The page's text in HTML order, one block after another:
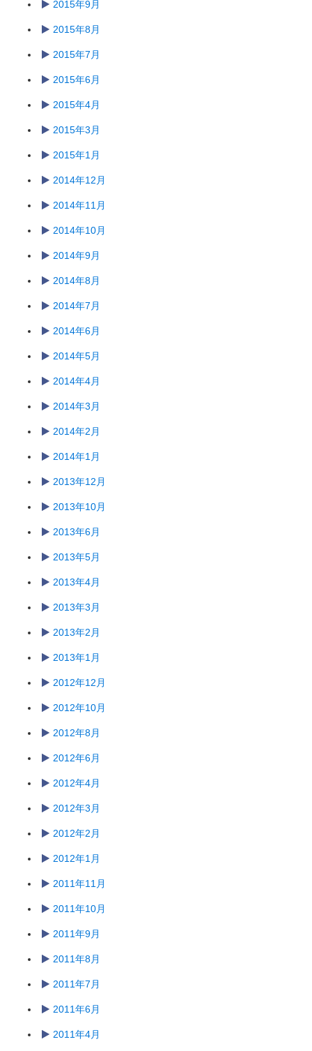
2015年9月
2015年8月
2015年7月
2015年6月
2015年4月
2015年3月
2015年1月
2014年12月
2014年11月
2014年10月
2014年9月
2014年8月
2014年7月
2014年6月
2014年5月
2014年4月
2014年3月
2014年2月
2014年1月
2013年12月
2013年10月
2013年6月
2013年5月
2013年4月
2013年3月
2013年2月
2013年1月
2012年12月
2012年10月
2012年8月
2012年6月
2012年4月
2012年3月
2012年2月
2012年1月
2011年11月
2011年10月
2011年9月
2011年8月
2011年7月
2011年6月
2011年4月